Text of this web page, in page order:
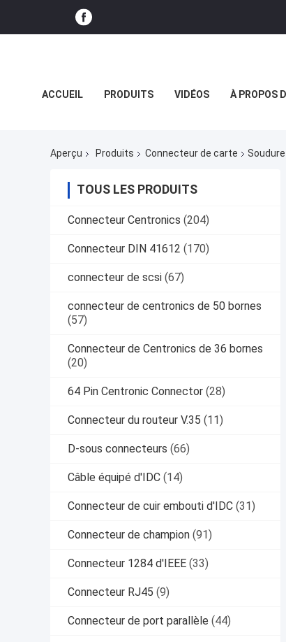
ACCUEIL PRODUITS VIDÉOS À PROPOS
Aperçu Produits Connecteur de carte
TOUS LES PRODUITS
Connecteur Centronics (204)
Connecteur DIN 41612 (170)
connecteur de scsi (67)
connecteur de centronics de 50 bornes
(57)
Connecteur de Centronics de 36 bornes
(20)
64 Pin Centronic Connector (28)
Connecteur du routeur V.35 (11)
D-sous connecteurs (66)
Câble équipé d'IDC (14)
Connecteur de cuir embouti d'IDC (31)
Connecteur de champion (91)
Connecteur 1284 d'IEEE (33)
Connecteur RJ45 (9)
Connecteur de port parallèle (44)